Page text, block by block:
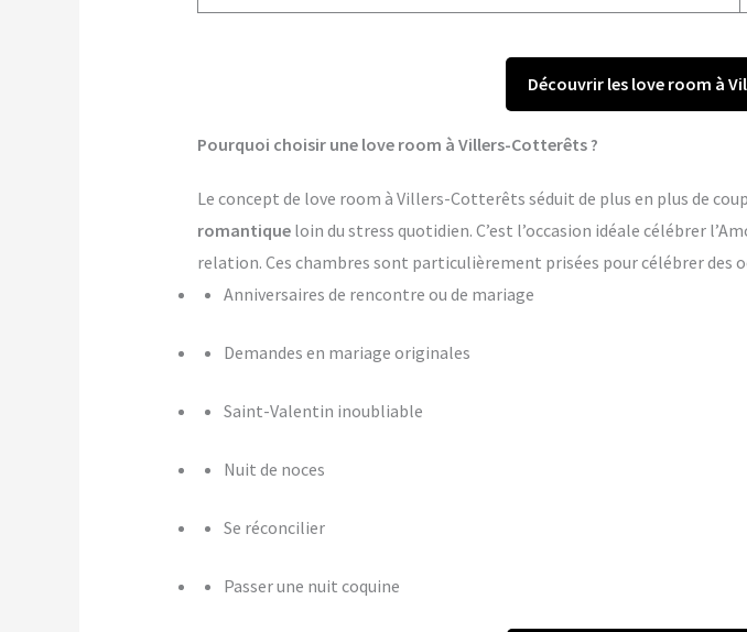
Découvrir les love room à
Pourquoi choisir une love room à Villers-Cotterêts ?
Le concept de love room à Villers-Cotterêts séduit de plus en plus de
romantiqueloin du stress quotidien. C’est l’occasion idéale célébrer
relation. Ces chambres sont particulièrement prisées pour célébrer des
Anniversaires de rencontre ou de mariage
Demandes en mariage originales
Saint-Valentin inoubliable
Nuit de noces
Se réconcilier
Passer une nuit coquine